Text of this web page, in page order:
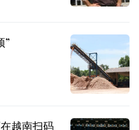
”
越南扫码